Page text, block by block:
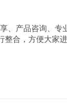
、产品咨询、专
合，方便大家